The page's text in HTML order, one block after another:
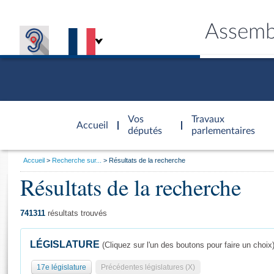
Accueil
d'accueil
Vos
députés
Travaux
parlementaires
Général
Vous
Accueil Recherche sur... Résultats de la recherche
Résultats de la recherche
741311 résultats trouvés
LÉGISLATURE (Cliquez sur l'un des boutons pour faire un choix)
17e législature Précédentes législatures (X)